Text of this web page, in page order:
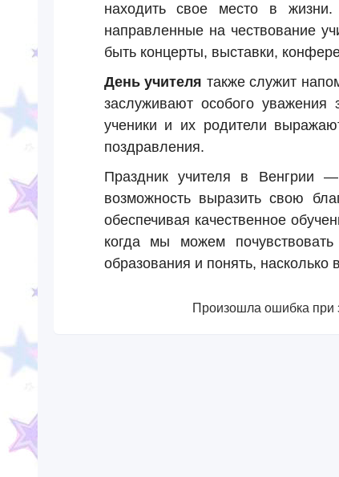
находить свое место в
направленные на чествование
быть концерты, выставки,
День учителя также служит
заслуживают особого
ученики и их родители
поздравления.
Праздник учителя в Венгрии
возможность выразить свою
обеспечивая качественное
когда мы можем
образования и понять,
Произошла ошибка при